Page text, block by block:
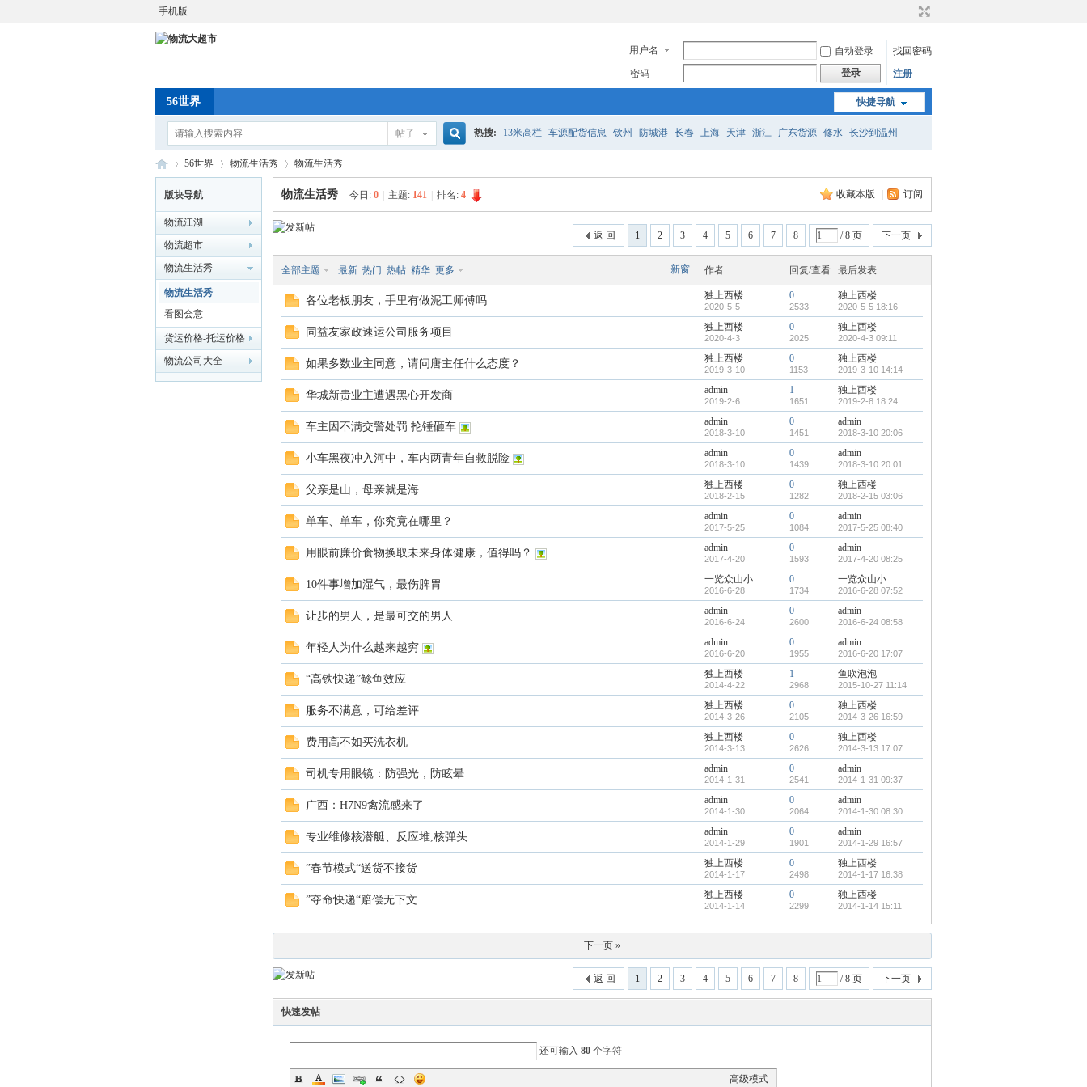
手机版
用户名 自动登录
找回密码
密码
登录 注册
快捷导航
56世界
帖子 热搜: 13米高栏 车源配货信息 钦州 防城港 长春 上海 天津 浙江 广东货源 修水 长沙到温州
物 »
56世界
›
物流生活秀
›
物流生活秀
版块导航
物流江湖
物流超市
物流生活秀
物流生活秀
看图会意
货运价格-托运价格
物流公司大全
收藏本版 订阅
物流生活秀 今日: 0 主题: 141 排名: 4
1 2 3 4 5 6 7 8 / 8 页 下一页
返 回
新窗
全部主题 最新 热门 热帖 精华 更多 作者 回复/查看 最后发表
各位老板朋友，手里有做泥工师傅吗 独上西楼
2020-5-5
0
2533
独上西楼
2020-5-5 18:16
同益友家政速运公司服务项目 独上西楼
2020-4-3
0
2025
独上西楼
2020-4-3 09:11
如果多数业主同意，请问唐主任什么态度？ 独上西楼
2019-3-10
0
1153
独上西楼
2019-3-10 14:14
华城新贵业主遭遇黑心开发商 admin
2019-2-6
1
1651
独上西楼
2019-2-8 18:24
车主因不满交警处罚 抡锤砸车 admin
2018-3-10
0
1451
admin
2018-3-10 20:06
小车黑夜冲入河中，车内两青年自救脱险 admin
2018-3-10
0
1439
admin
2018-3-10 20:01
父亲是山，母亲就是海 独上西楼
2018-2-15
0
1282
独上西楼
2018-2-15 03:06
单车、单车，你究竟在哪里？ admin
2017-5-25
0
1084
admin
2017-5-25 08:40
用眼前廉价食物换取未来身体健康，值得吗？ admin
2017-4-20
0
1593
admin
2017-4-20 08:25
10件事增加湿气，最伤脾胃 一览众山小
2016-6-28
0
1734
一览众山小
2016-6-28 07:52
让步的男人，是最可交的男人 admin
2016-6-24
0
2600
admin
2016-6-24 08:58
年轻人为什么越来越穷 admin
2016-6-20
0
1955
admin
2016-6-20 17:07
“高铁快递”鲶鱼效应 独上西楼
2014-4-22
1
2968
鱼吹泡泡
2015-10-27 11:14
服务不满意，可给差评 独上西楼
2014-3-26
0
2105
独上西楼
2014-3-26 16:59
费用高不如买洗衣机 独上西楼
2014-3-13
0
2626
独上西楼
2014-3-13 17:07
司机专用眼镜：防强光，防眩晕 admin
2014-1-31
0
2541
admin
2014-1-31 09:37
广西：H7N9禽流感来了 admin
2014-1-30
0
2064
admin
2014-1-30 08:30
专业维修核潜艇、反应堆,核弹头 admin
2014-1-29
0
1901
admin
2014-1-29 16:57
”春节模式“送货不接货 独上西楼
2014-1-17
0
2498
独上西楼
2014-1-17 16:38
”夺命快递“赔偿无下文 独上西楼
2014-1-14
0
2299
独上西楼
2014-1-14 15:11
下一页 »
1 2 3 4 5 6 7 8 / 8 页 下一页
返 回
快速发帖
还可输入 80 个字符
高级模式